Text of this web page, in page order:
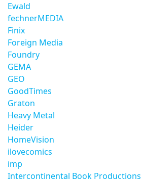
Ewald
fechnerMEDIA
Finix
Foreign Media
Foundry
GEMA
GEO
GoodTimes
Graton
Heavy Metal
Heider
HomeVision
ilovecomics
imp
Intercontinental Book Productions